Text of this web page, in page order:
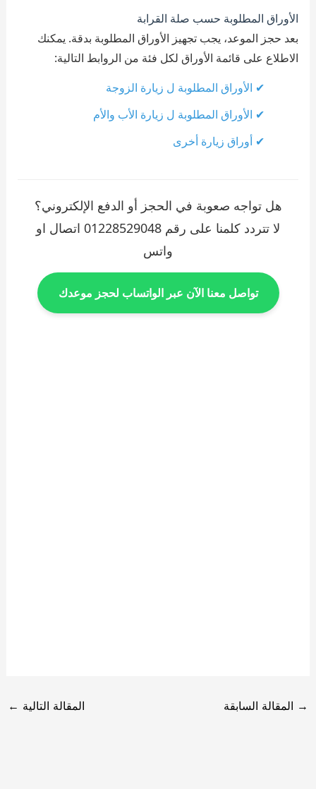
الأوراق المطلوبة حسب صلة القرابة
بعد حجز الموعد، يجب تجهيز الأوراق المطلوبة بدقة. يمكنك
الاطلاع على قائمة الأوراق لكل فئة من الروابط التالية:
✔ الأوراق المطلوبة ل زيارة الزوجة
✔ الأوراق المطلوبة ل زيارة الأب والأم
✔ أوراق زيارة أخرى
هل تواجه صعوبة في الحجز أو الدفع الإلكتروني؟
لا تتردد كلمنا على رقم 01228529048 اتصال او
واتس
تواصل معنا الآن عبر الواتساب لحجز موعدك
→ المقالة السابقة المقالة التالية ←